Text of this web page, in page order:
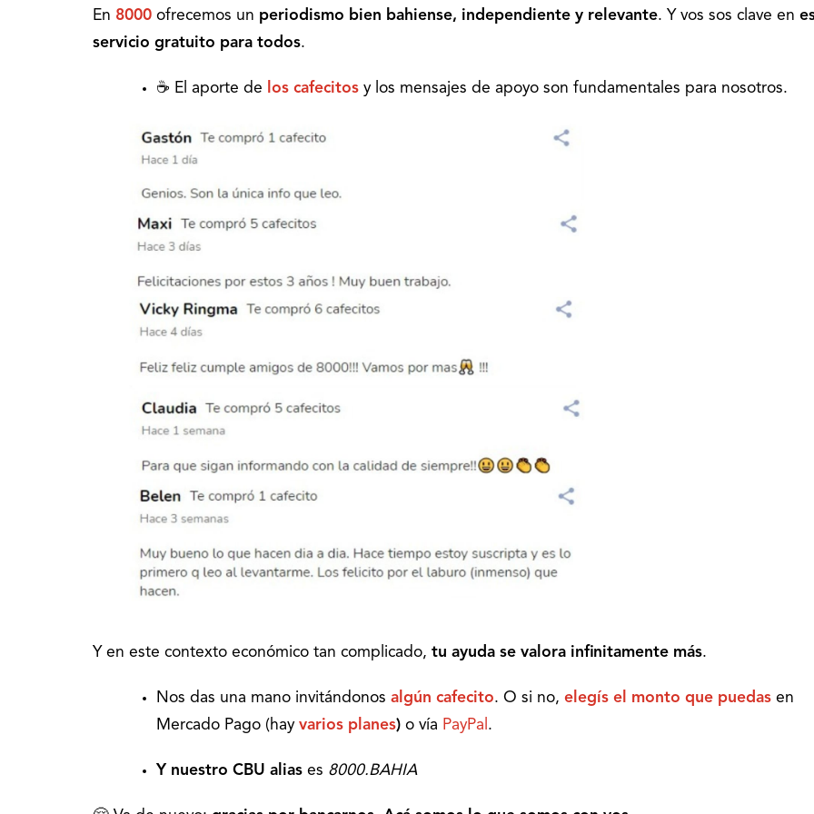
En 8000 ofrecemos un periodismo bien bahiense, independiente y relevante. Y vos sos clave en
servicio gratuito para todos.
☕ El aporte de los cafecitos y los mensajes de apoyo son fundamentales para nosotros.
Y en este contexto económico tan complicado, tu ayuda se valora infinitamente más.
Nos das una mano invitándonos algún cafecito. O si no, elegís el monto que puedas en
Mercado Pago (hay varios planes) o vía PayPal .
Y nuestro CBU alias es 8000.BAHIA